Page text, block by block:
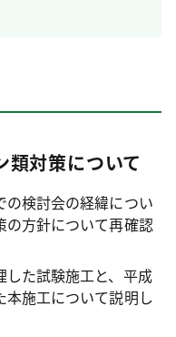
類対策について
検討会の経緯につい
の方針について再確認
た試験施工と、平成
本施工について説明し